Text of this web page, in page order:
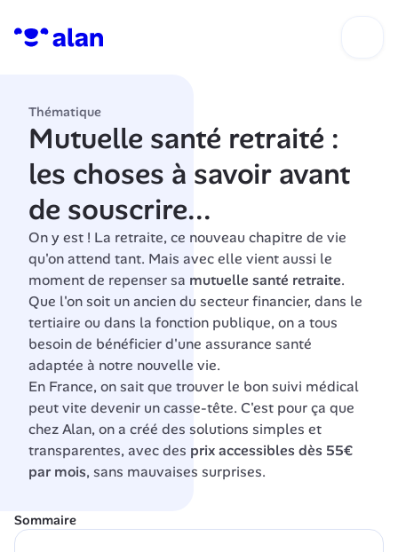
Thématique
Mutuelle santé retraité :
les choses à savoir avant
de souscrire...
On y est ! La retraite, ce nouveau chapitre de vie
qu'on attend tant. Mais avec elle vient aussi le
moment de repenser sa mutuelle santé retraite.
Que l'on soit un ancien du secteur financier, dans le
tertiaire ou dans la fonction publique, on a tous
besoin de bénéficier d'une assurance santé
adaptée à notre nouvelle vie.
En France, on sait que trouver le bon suivi médical
peut vite devenir un casse-tête. C'est pour ça que
chez Alan, on a créé des solutions simples et
transparentes, avec des prixaccessibles dès 55€
par mois, sans mauvaises surprises.
Sommaire